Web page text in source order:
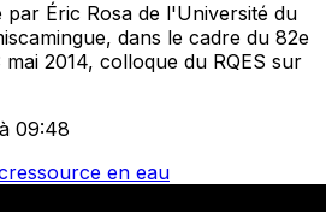
Éric Rosa de l'Université du
dans le cadre du 82e
2014, colloque du RQES sur
09:48
ressource en eau